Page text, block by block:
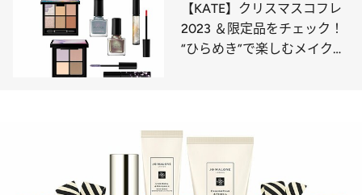
【KATE】クリスマスコフレ
2023 ＆限定品をチェック！
“ひらめき”で楽しむメイクを